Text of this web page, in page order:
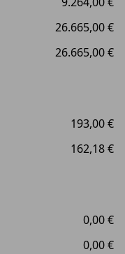
26.665,00 €
26.665,00 €
193,00 €
162,18 €
0,00 €
0,00 €